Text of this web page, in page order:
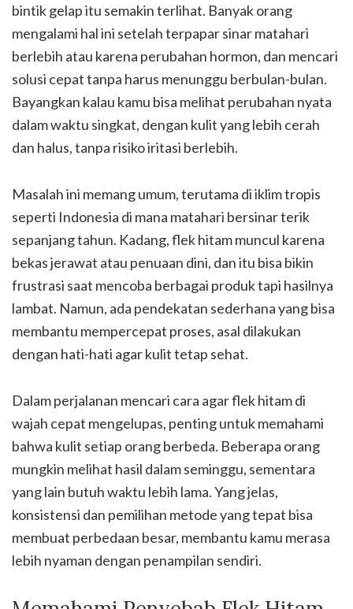
bintik gelap itu semakin terlihat. Banyak orang
mengalami hal ini setelah terpapar sinar matahari
berlebih atau karena perubahan hormon, dan mencari
solusi cepat tanpa harus menunggu berbulan-bulan.
Bayangkan kalau kamu bisa melihat perubahan nyata
dalam waktu singkat, dengan kulit yang lebih cerah
dan halus, tanpa risiko iritasi berlebih.
Masalah ini memang umum, terutama di iklim tropis
seperti Indonesia di mana matahari bersinar terik
sepanjang tahun. Kadang, flek hitam muncul karena
bekas jerawat atau penuaan dini, dan itu bisa bikin
frustrasi saat mencoba berbagai produk tapi hasilnya
lambat. Namun, ada pendekatan sederhana yang bisa
membantu mempercepat proses, asal dilakukan
dengan hati-hati agar kulit tetap sehat.
Dalam perjalanan mencari cara agar flek hitam di
wajah cepat mengelupas, penting untuk memahami
bahwa kulit setiap orang berbeda. Beberapa orang
mungkin melihat hasil dalam seminggu, sementara
yang lain butuh waktu lebih lama. Yang jelas,
konsistensi dan pemilihan metode yang tepat bisa
membuat perbedaan besar, membantu kamu merasa
lebih nyaman dengan penampilan sendiri.